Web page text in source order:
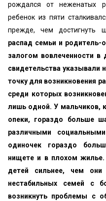
рождался от неженатых
ребенок из пяти
прежде, чем достигнуть
распад семьи и
залогом вовлеченности в
свидетельства указывали
точку для возникновения
среди которых
лишь одной. У мальчиков,
опеки, гораздо больше
различными
одиночек гораздо
нищете и в плохом
детей сильнее, чем
нестабильных семей с
возникнуть проблемы с